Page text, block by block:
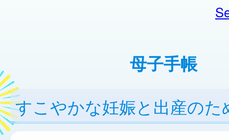
母子手帳
すこやかな妊娠と出産のた